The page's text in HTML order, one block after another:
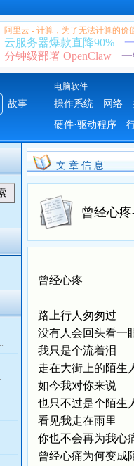
阿里云 - 计算，为了无法计算的价
云服务器爆款直降90%
分钟级部署 OpenClaw
电脑软件
故事
操作系统 网络
硬件·驱动程序
文 章 信 息
曾经心
曾经心疼
路上行人匆匆过
没有人会回头看一
我只是个流着泪
走在大街上的陌生
如今我对你来说
也只不过是个陌生
看见我走在雨里
你也不会再为我心
曾经心痛为何变成